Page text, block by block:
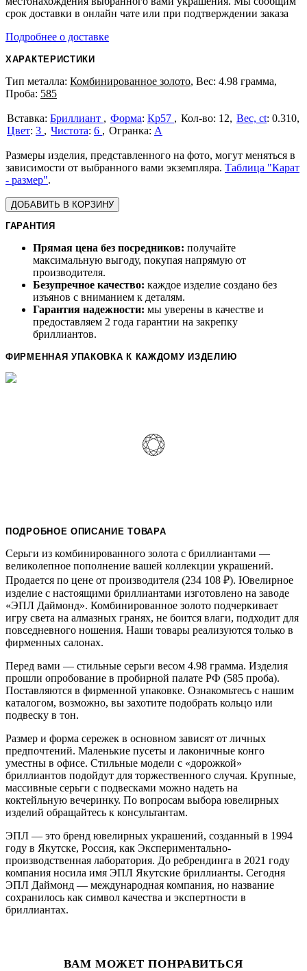
срок доставки в онлайн чате или при подтверждении заказа
Подробнее о доставке
ХАРАКТЕРИСТИКИ
Тип металла: Комбинированное золото, Вес: 4.98 грамма,
Проба: 585
Бриллиант Форма: Кр57 12 Вес, ct: 0.310
Цвет: 3 Чистота: 6 А
Размеры изделия, представленного на фото, могут меняться в
зависимости от выбранного вами экземпляра. Таблица "Карат
- размер".
ДОБАВИТЬ В КОРЗИНУ
ГАРАНТИЯ
Прямая цена без посредников: получайте
максимальную выгоду, покупая напрямую от
производителя.
Безупречное качество: каждое изделие создано без
изъянов с вниманием к деталям.
Гарантия надежности: мы уверены в качестве и
предоставляем 2 года гарантии на закрепку
бриллиантов.
ФИРМЕННАЯ УПАКОВКА К КАЖДОМУ ИЗДЕЛИЮ
ПОДРОБНОЕ ОПИСАНИЕ ТОВАРА
Серьги из комбинированного золота с бриллиантами —
великолепное пополнение вашей коллекции украшений.
Продается по цене от производителя (234 108 ₽). Ювелирное
изделие с настоящими бриллиантами изготовлено на заводе
«ЭПЛ Даймонд». Комбинированное золото подчеркивает
игру света на алмазных гранях, не боится влаги, подходит для
повседневного ношения. Наши товары реализуются только в
фирменных салонах.
Перед вами — стильные серьги весом 4.98 грамма. Изделия
прошли опробование в пробирной палате РФ (585 проба).
Поставляются в фирменной упаковке. Ознакомьтесь с нашим
каталогом, возможно, вы захотите подобрать кольцо или
подвеску в тон.
Размер и форма сережек в основном зависят от личных
предпочтений. Маленькие пусеты и лаконичные конго
уместны в офисе. Стильные модели с «дорожкой»
бриллиантов подойдут для торжественного случая. Крупные,
массивные серьги с подвесками можно надеть на
коктейльную вечеринку. По вопросам выбора ювелирных
изделий обращайтесь к консультантам.
ЭПЛ — это бренд ювелирных украшений, созданный в 1994
году в Якутске, Россия, как Экспериментально-
производственная лаборатория. До ребрендинга в 2021 году
компания носила имя ЭПЛ Якутские бриллианты. Сегодня
ЭПЛ Даймонд — международная компания, но название
сохранилось как символ качества и экспертности в
бриллиантах.
ВАМ МОЖЕТ ПОНРАВИТЬСЯ